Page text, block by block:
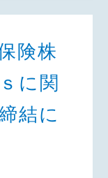
険株
に関
結に